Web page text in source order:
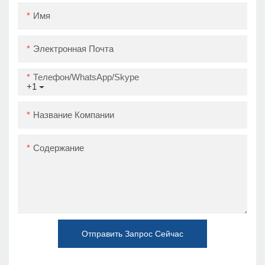
рулон
Имя
Электронная Почта
+1
Телефон/WhatsApp/Skype
Название Компании
Содержание
Отправить Запрос Сейчас